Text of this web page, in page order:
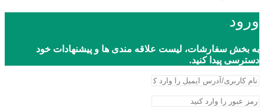
ورود
به بخش سفارشات، لیست علاقه مندی ها و پیشنهادات خود
دسترسی پیدا کنید.